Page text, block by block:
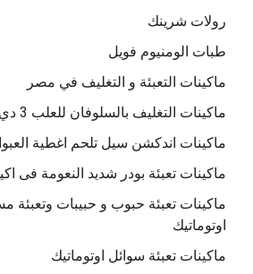
رولات شرينك
طبات الومنيوم فويل
ماكينات التعبئة و التغليف في مصر
ماكينات التغليف بالسلوفان للعلب 3 دي
ماكينات اندكشن سيل تلحم اغطية
ماكينات تعبئة بودر شديد النعومة فى
ماكينات تعبئة حبوب و حبيبات
اوتوماتيك
ماكينات تعبئة سوائل اوتوماتيك